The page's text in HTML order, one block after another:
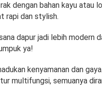
dengan bahan kayu atau
rapi dan stylish.
dapur jadi lebih modern
ya!
kenyamanan dan
multifungsi, semuanya